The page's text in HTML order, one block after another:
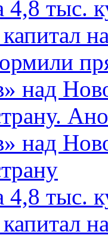
4,8 тыс.
над
над
4,8 тыс.